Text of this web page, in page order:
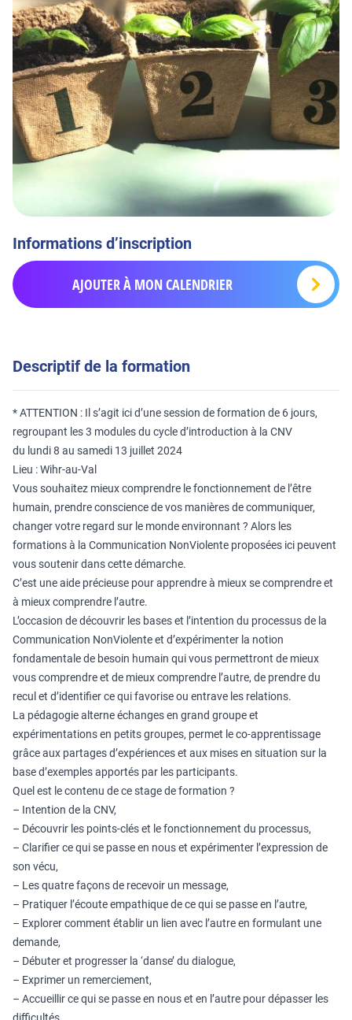
Informations d’inscription
AJOUTER À MON CALENDRIER
Descriptif de la formation
* ATTENTION : Il s’agit ici d’une session de formation de 6 jours,
regroupant les 3 modules du cycle d’introduction à la CNV
du lundi 8 au samedi 13 juillet 2024
Lieu : Wihr-au-Val
Vous souhaitez mieux comprendre le fonctionnement de l’être
humain, prendre conscience de vos manières de communiquer,
changer votre regard sur le monde environnant ? Alors les
formations à la Communication NonViolente proposées ici peuvent
vous soutenir dans cette démarche.
C’est une aide précieuse pour apprendre à mieux se comprendre et
à mieux comprendre l’autre.
L’occasion de découvrir les bases et l’intention du processus de la
Communication NonViolente et d’expérimenter la notion
fondamentale de besoin humain qui vous permettront de mieux
vous comprendre et de mieux comprendre l’autre, de prendre du
recul et d’identifier ce qui favorise ou entrave les relations.
La pédagogie alterne échanges en grand groupe et
expérimentations en petits groupes, permet le co-apprentissage
grâce aux partages d’expériences et aux mises en situation sur la
base d’exemples apportés par les participants.
Quel est le contenu de ce stage de formation ?
– Intention de la CNV,
– Découvrir les points-clés et le fonctionnement du processus,
– Clarifier ce qui se passe en nous et expérimenter l’expression de
son vécu,
– Les quatre façons de recevoir un message,
– Pratiquer l’écoute empathique de ce qui se passe en l’autre,
– Explorer comment établir un lien avec l’autre en formulant une
demande,
– Débuter et progresser la ‘danse’ du dialogue,
– Exprimer un remerciement,
– Accueillir ce qui se passe en nous et en l’autre pour dépasser les